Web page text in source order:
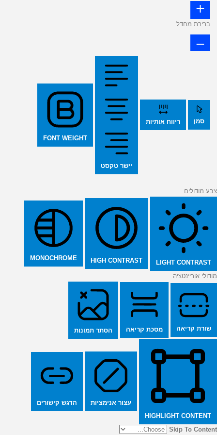
ברירת מחדל
סמן ריווח אותיות
יישר טקסט
FONT WEIGHT
צבע מודולים
LIGHT CONTRAST
HIGH CONTRAST
MONOCHROME
מודולי אוריינטציה
שורת קריאה מסכת קריאה הסתר תמונות
HIGHLIGHT CONTENT
עצור אנימציות הדגש קישורים
Skip To Content